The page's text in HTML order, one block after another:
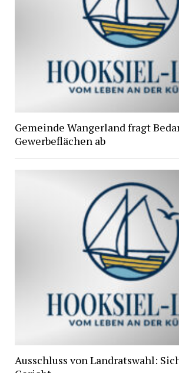
Gemeinde Wangerland fragt
Gewerbeflächen ab
Ausschluss von Landratswahl: